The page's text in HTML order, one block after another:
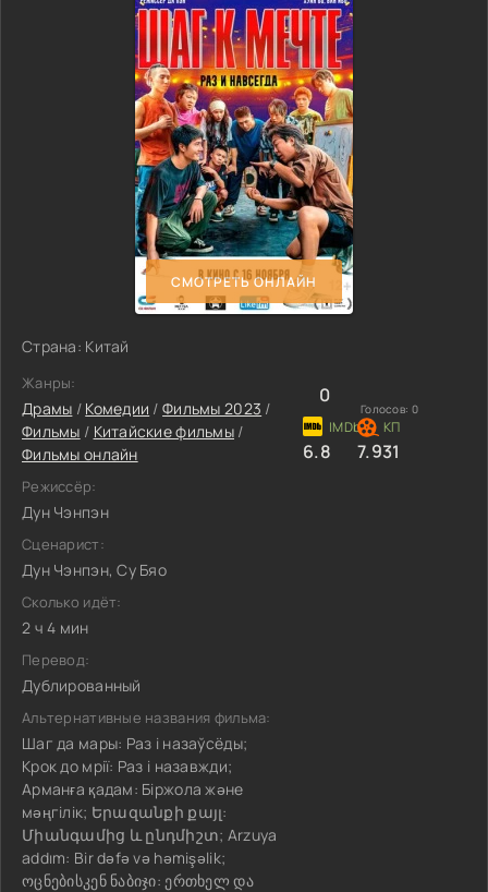
СМОТРЕТЬ ОНЛАЙН
Страна: Китай
Жанры:
Драмы / Комедии /Фильмы 2023 /
Фильмы / Китайские фильмы /
Фильмы онлайн
Режиссёр:
Дун Чэнпэн
Сценарист:
Дун Чэнпэн, Су Бяо
Сколько идёт:
2 ч 4 мин
Перевод:
Дублированный
Альтернативные названия фильма:
Шаг да мары: Раз і назаўсёды;
Крок до мрії: Раз і назавжди;
Арманға қадам: Біржола және
мәңгілік; Երազանքի քայլ:
Միանգամից և ընդմիշտ; Arzuya
addım: Bir dəfə və həmişəlik;
ოცნებისკენ ნაბიჯი: ერთხელ და
0
Голосов: 0
6.8 7.931